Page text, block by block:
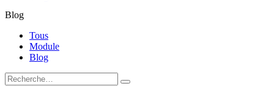
Blog
Tous
Module
Blog